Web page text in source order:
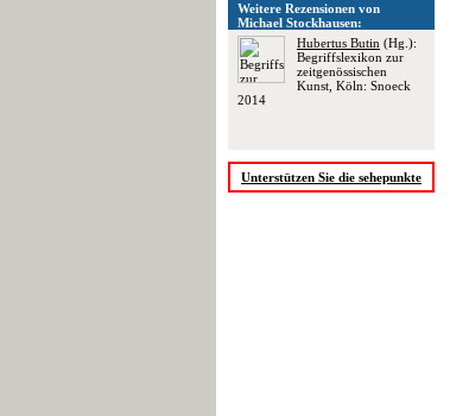
Weitere Rezensionen von
Michael Stockhausen:
Hubertus Butin (Hg.):
Begriffslexikon zur
zeitgenössischen
Kunst, Köln: Snoeck
2014
Unterstützen Sie die sehepunkte